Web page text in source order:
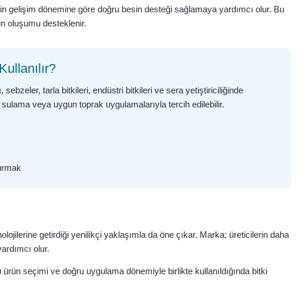
dönemine göre doğru besin desteği sağlamaya yardımcı olur. Bu
oluşumu desteklenir.
tarla bitkileri, endüstri bitkileri ve sera yetiştiriciliğinde
veya uygun toprak uygulamalarıyla tercih edilebilir.
getirdiği yenilikçi yaklaşımla da öne çıkar. Marka; üreticilerin daha
olur.
seçimi ve doğru uygulama dönemiyle birlikte kullanıldığında bitki